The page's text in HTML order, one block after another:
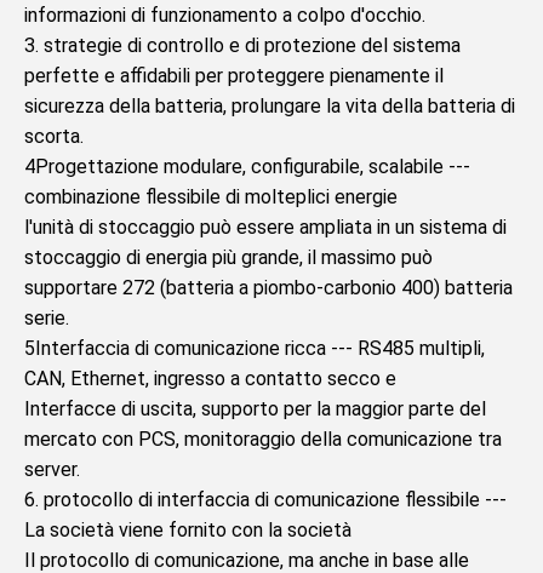
informazioni di funzionamento a colpo d'occhio.
3. strategie di controllo e di protezione del sistema
perfette e affidabili per proteggere pienamente il
sicurezza della batteria, prolungare la vita della batteria di
scorta.
4Progettazione modulare, configurabile, scalabile ---
combinazione flessibile di molteplici energie
l'unità di stoccaggio può essere ampliata in un sistema di
stoccaggio di energia più grande, il massimo può
supportare 272 (batteria a piombo-carbonio 400) batteria
serie.
5Interfaccia di comunicazione ricca --- RS485 multipli,
CAN, Ethernet, ingresso a contatto secco e
Interfacce di uscita, supporto per la maggior parte del
mercato con PCS, monitoraggio della comunicazione tra
server.
6. protocollo di interfaccia di comunicazione flessibile ---
La società viene fornito con la società
Il protocollo di comunicazione, ma anche in base alle